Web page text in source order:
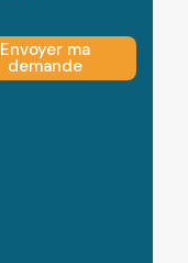
Envoyer ma
demande